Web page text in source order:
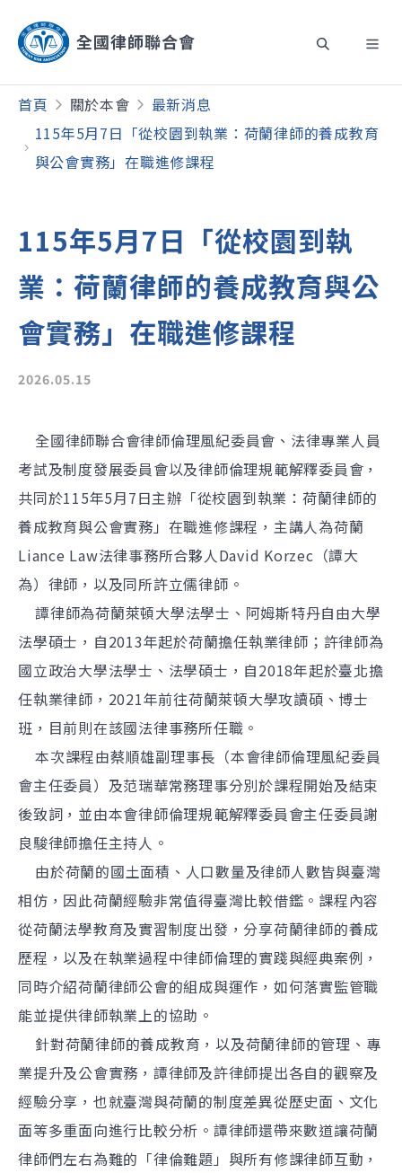
首頁 關於本會
最新消息
115年5月7日「從校園到執業：荷蘭律師的養成教育
與公會實務」在職進修課程
115年5月7日「從校園到執
業：荷蘭律師的養成教育與公
會實務」在職進修課程
2026.05.15
全國律師聯合會律師倫理風紀委員會、法律專業人員
考試及制度發展委員會以及律師倫理規範解釋委員會，
共同於115年5月7日主辦「從校園到執業：荷蘭律師的
養成教育與公會實務」在職進修課程，主講人為荷蘭
Liance Law法律事務所合夥人David Korzec（譚大
為）律師，以及同所許立儒律師。
譚律師為荷蘭萊頓大學法學士、阿姆斯特丹自由大學
法學碩士，自2013年起於荷蘭擔任執業律師；許律師為
國立政治大學法學士、法學碩士，自2018年起於臺北擔
任執業律師，2021年前往荷蘭萊頓大學攻讀碩、博士
班，目前則在該國法律事務所任職。
本次課程由蔡順雄副理事長（本會律師倫理風紀委員
會主任委員）及范瑞華常務理事分別於課程開始及結束
後致詞，並由本會律師倫理規範解釋委員會主任委員謝
良駿律師擔任主持人。
由於荷蘭的國土面積、人口數量及律師人數皆與臺灣
相仿，因此荷蘭經驗非常值得臺灣比較借鑑。課程內容
從荷蘭法學教育及實習制度出發，分享荷蘭律師的養成
歷程，以及在執業過程中律師倫理的實踐與經典案例，
同時介紹荷蘭律師公會的組成與運作，如何落實監管職
能並提供律師執業上的協助。
針對荷蘭律師的養成教育，以及荷蘭律師的管理、專
業提升及公會實務，譚律師及許律師提出各自的觀察及
經驗分享，也就臺灣與荷蘭的制度差異從歷史面、文化
面等多重面向進行比較分析。譚律師還帶來數道讓荷蘭
律師們左右為難的「律倫難題」與所有修課律師互動，